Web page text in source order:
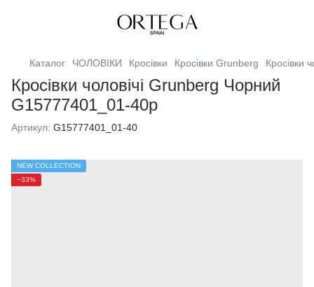
Каталог ЧОЛОВІКИ Кросівки Кросівки Grunberg Кросівки
Кросівки чоловічі Grunberg Чорний
G15777401_01-40р
Артикул: G15777401_01-40
NEW COLLECTION
−33%